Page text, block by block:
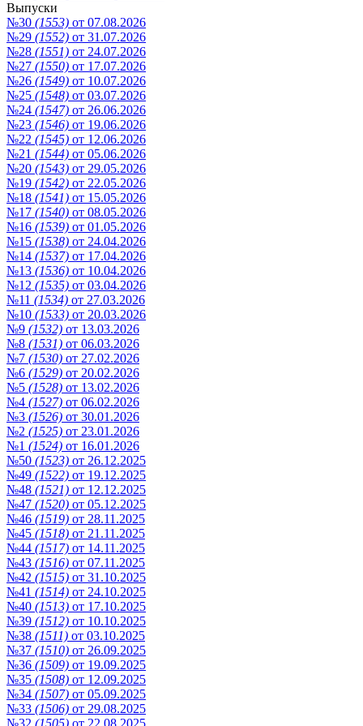
Выпуски
№30 (1553) от 07.08.2026
№29 (1552) от 31.07.2026
№28 (1551) от 24.07.2026
№27 (1550) от 17.07.2026
№26 (1549) от 10.07.2026
№25 (1548) от 03.07.2026
№24 (1547) от 26.06.2026
№23 (1546) от 19.06.2026
№22 (1545) от 12.06.2026
№21 (1544) от 05.06.2026
№20 (1543) от 29.05.2026
№19 (1542) от 22.05.2026
№18 (1541) от 15.05.2026
№17 (1540) от 08.05.2026
№16 (1539) от 01.05.2026
№15 (1538) от 24.04.2026
№14 (1537) от 17.04.2026
№13 (1536) от 10.04.2026
№12 (1535) от 03.04.2026
№11 (1534) от 27.03.2026
№10 (1533) от 20.03.2026
№9 (1532) от 13.03.2026
№8 (1531) от 06.03.2026
№7 (1530) от 27.02.2026
№6 (1529) от 20.02.2026
№5 (1528) от 13.02.2026
№4 (1527) от 06.02.2026
№3 (1526) от 30.01.2026
№2 (1525) от 23.01.2026
№1 (1524) от 16.01.2026
№50 (1523) от 26.12.2025
№49 (1522) от 19.12.2025
№48 (1521) от 12.12.2025
№47 (1520) от 05.12.2025
№46 (1519) от 28.11.2025
№45 (1518) от 21.11.2025
№44 (1517) от 14.11.2025
№43 (1516) от 07.11.2025
№42 (1515) от 31.10.2025
№41 (1514) от 24.10.2025
№40 (1513) от 17.10.2025
№39 (1512) от 10.10.2025
№38 (1511) от 03.10.2025
№37 (1510) от 26.09.2025
№36 (1509) от 19.09.2025
№35 (1508) от 12.09.2025
№34 (1507) от 05.09.2025
№33 (1506) от 29.08.2025
№32 (1505) от 22.08.2025